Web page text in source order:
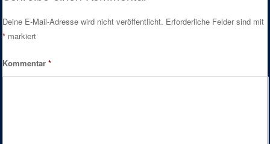
Deine E-Mail-Adresse wird nicht veröffentlicht. Erforderliche Felder sind mit
* markiert
Kommentar*